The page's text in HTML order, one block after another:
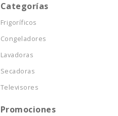
Categorías
Frigoríficos
Congeladores
Lavadoras
Secadoras
Televisores
Promociones